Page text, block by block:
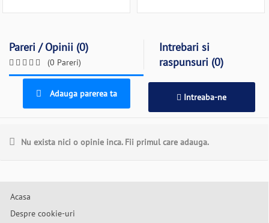
Pareri / Opinii (0)
(0 Pareri)
Intrebari si
raspunsuri (0)
Adauga parerea ta Intreaba-ne
Nu exista nici o opinie inca. Fii primul care adauga.
Acasa
Despre cookie-uri